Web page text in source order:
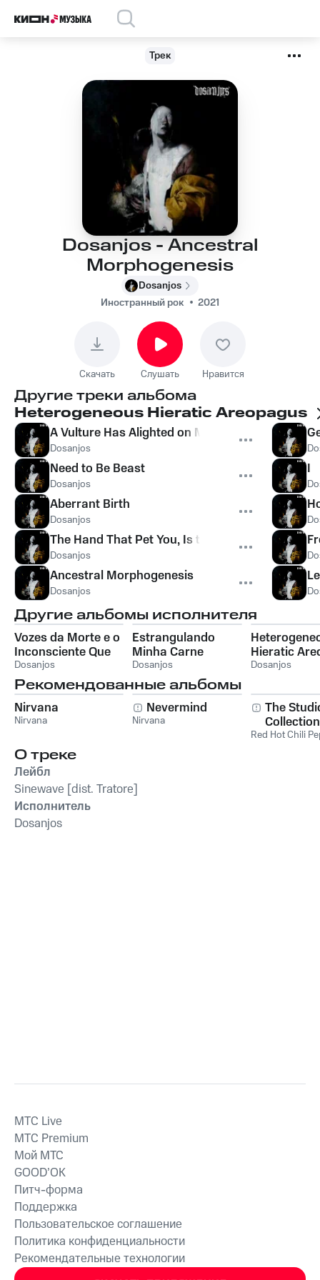
Трек
Dosanjos - Ancestral
Morphogenesis
Dosanjos
Иностранный рок
2021
Скачать Слушать Нравится
Другие треки альбома
Heterogeneous Hieratic Areopagus
A Vulture Has Alighted on My Fate
Dosanjos
Need to Be Beast
Dosanjos
Aberrant Birth
Dosanjos
The Hand That Pet You, Is the Same That Casts
Dosanjos
Ancestral Morphogenesis
Dosanjos
I
Другие альбомы исполнителя
Vozes da Morte e o
Inconsciente Que
Me Assombra
Dosanjos
Estrangulando
Minha Carne
Infame
Dosanjos
Hieratic
Dosanjos
Рекомендованные альбомы
Nirvana
Nirvana
Nevermind
Nirvana
The
Collection
Red Hot Chili
О треке
Лейбл
Sinewave [dist. Tratore]
Исполнитель
Dosanjos
MTС Live
MTС Premium
Мой МТС
GOOD’OK
Питч-форма
Поддержка
Пользовательское соглашение
Политика конфиденциальности
Рекомендательные технологии